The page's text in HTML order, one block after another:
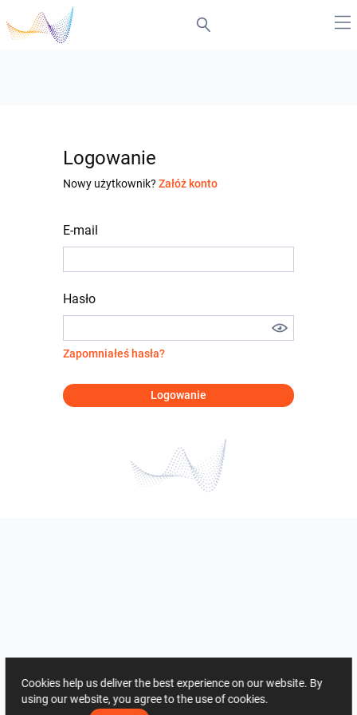
Logowanie
Nowy użytkownik? Załóż konto
E-mail
Hasło
Zapomniałeś hasła?
Logowanie
Cookies help us deliver the best experience on our website. By
using our website, you agree to the use of cookies.